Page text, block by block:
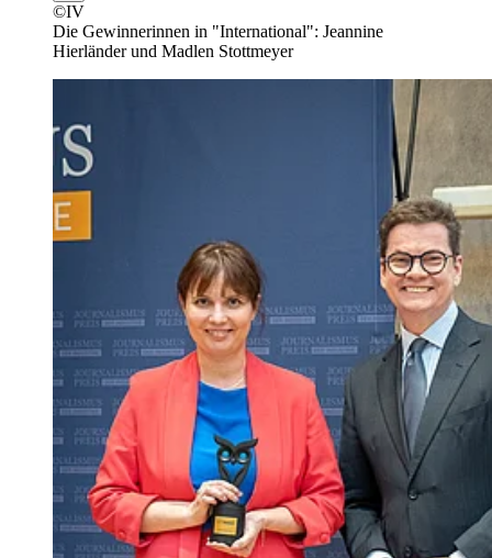
©IV
Die Gewinnerinnen in "International": Jeannine
Hierländer und Madlen Stottmeyer